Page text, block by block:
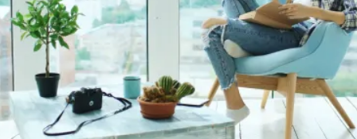
Petite Surface
Piscine Question De Style
Renovation
Revue De Week End